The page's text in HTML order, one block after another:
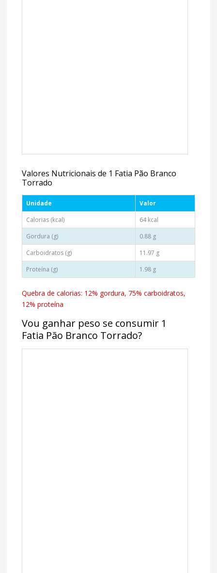
Valores Nutricionais de 1 Fatia Pão Branco
Torrado
Unidade
Valor
Calorias (kcal)
64 kcal
Gordura (g)
0.88 g
Carboidratos (g)
11.97 g
Proteína (g)
1.98 g
Quebra de calorias: 12% gordura, 75% carboidratos,
12% proteína
Vou ganhar peso se consumir 1
Fatia Pão Branco Torrado?